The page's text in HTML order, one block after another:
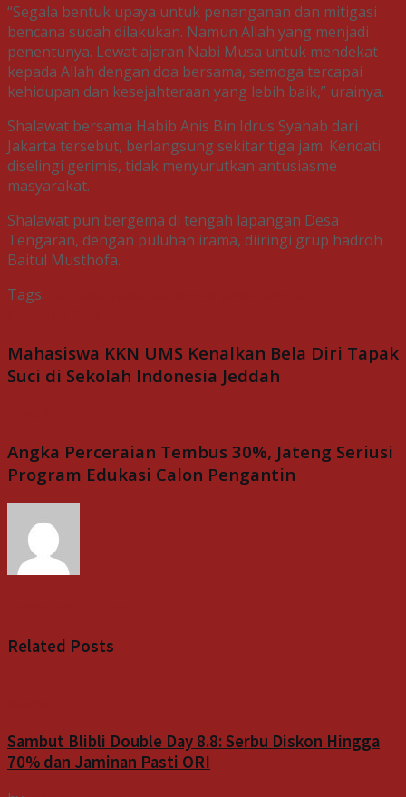
“Segala bentuk upaya untuk penanganan dan mitigasi
bencana sudah dilakukan. Namun Allah yang menjadi
penentunya. Lewat ajaran Nabi Musa untuk mendekat
kepada Allah dengan doa bersama, semoga tercapai
kehidupan dan kesejahteraan yang lebih baik,” urainya.
Shalawat bersama Habib Anis Bin Idrus Syahab dari
Jakarta tersebut, berlangsung sekitar tiga jam. Kendati
diselingi gerimis, tidak menyurutkan antusiasme
masyarakat.
Shalawat pun bergema di tengah lapangan Desa
Tengaran, dengan puluhan irama, diiringi grup hadroh
Baitul Musthofa.
Tags:
Mahasiswa KKN UMS Kenalkan Bela Diri Tapak
Suci di Sekolah Indonesia Jeddah
Angka Perceraian Tembus 30%, Jateng Seriusi
Program Edukasi Calon Pengantin
Related Posts
Sambut Blibli Double Day 8.8: Serbu Diskon Hingga
70% dan Jaminan Pasti ORI